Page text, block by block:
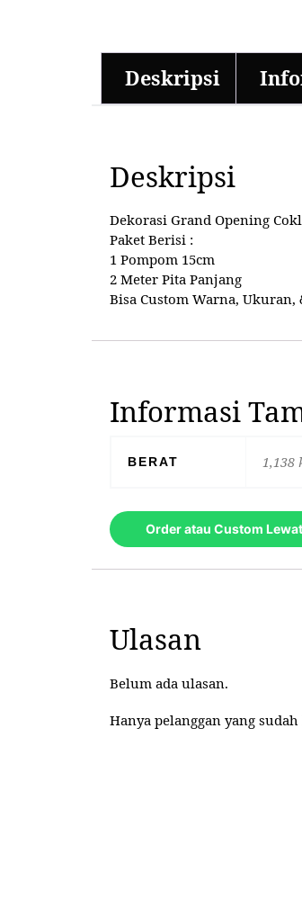
Deskripsi
Deskripsi
Dekorasi Grand Opening
Paket Berisi :
1 Pompom 15cm
2 Meter Pita Panjang
Bisa Custom Warna, Ukuran,
Informasi
BERAT 1,138
Order atau Custom
Ulasan
Belum ada ulasan.
Hanya pelanggan yang